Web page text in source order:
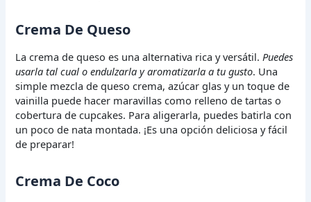
Crema De Queso
La crema de queso es una alternativa rica y versátil. Puedes
usarla tal cual o endulzarla y aromatizarla a tu gusto. Una
simple mezcla de queso crema, azúcar glas y un toque de
vainilla puede hacer maravillas como relleno de tartas o
cobertura de cupcakes. Para aligerarla, puedes batirla con
un poco de nata montada. ¡Es una opción deliciosa y fácil
de preparar!
Crema De Coco